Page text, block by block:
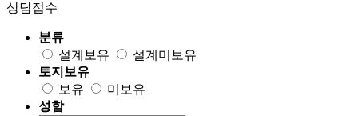
상담접수
분류
설계보유
설계미보유
토지보유
보유
미보유
성함